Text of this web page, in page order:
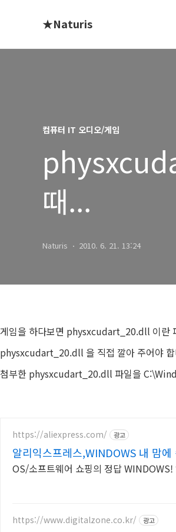
★Naturis
컴퓨터 IT 오디오/게임
때...
Naturis 2010. 6. 21. 13:24
게임을 하다보면 physxcudart_20.dll 이란
physxcudart_20.dll 을 직접 깔아 주어야
첨부한 physxcudart_20.dll 파일을
https://aliexpress.com/ 광고
알리익스프레스,WINDOWS 내 맘
OS/소프트웨어 쇼핑의 정답
https://www.digitalzone.co.kr/ 광고